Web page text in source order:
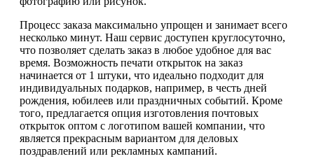
Процесс заказа максимально упрощен и занимает всего
несколько минут. Наш сервис доступен круглосуточно,
что позволяет сделать заказ в любое удобное для вас
время. Возможность печати открыток на заказ
начинается от 1 штуки, что идеально подходит для
индивидуальных подарков, например, в честь дней
рождения, юбилеев или праздничных событий. Кроме
того, предлагается опция изготовления почтовых
открыток оптом с логотипом вашей компании, что
является прекрасным вариантом для деловых
поздравлений или рекламных кампаний.